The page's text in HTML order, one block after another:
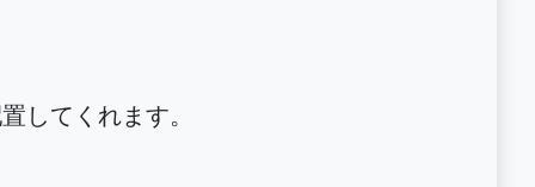
してくれます。